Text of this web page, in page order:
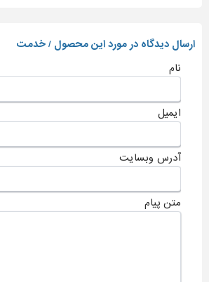
ارسال دیدگاه در مورد این محصول / خدمت
نام
ایمیل
آدرس وبسایت
متن پیام